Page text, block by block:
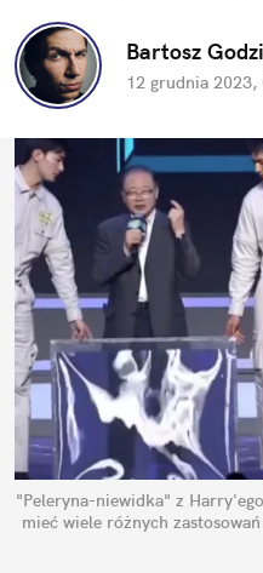
Bartosz
12 grudnia 2023,
"Peleryna-niewidka" z
mieć wiele różnych zastosowań